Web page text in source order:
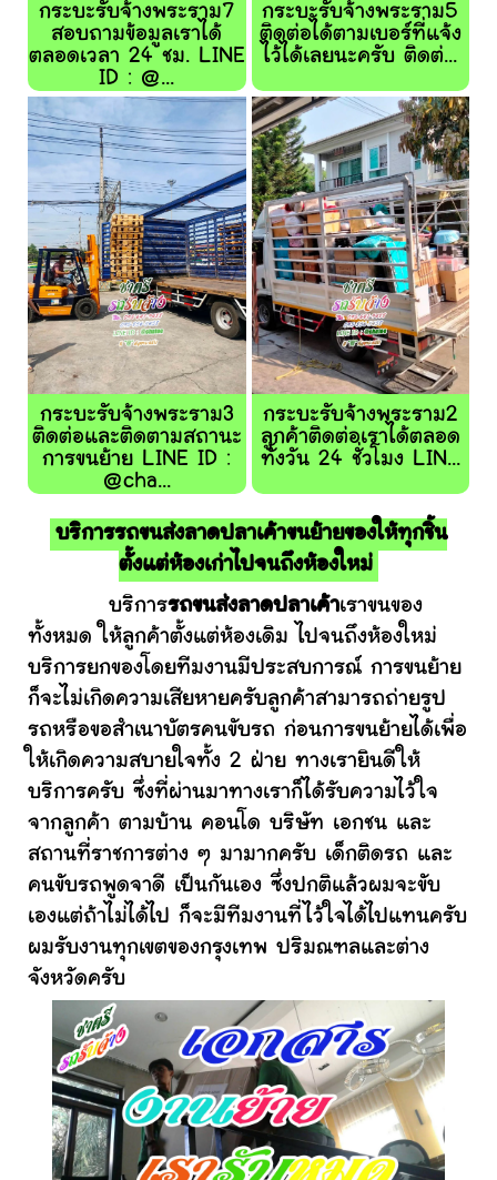
กระบะรับจ้างพระราม7
สอบถามข้อมูลเราได้
ตลอดเวลา 24 ชม. LINE
ID : @...
กระบะรับจ้างพระราม5
ติดต่อได้ตามเบอร์ที่แจ้ง
ไว้ได้เลยนะครับ ติดต่...
กระบะรับจ้างพระราม3
ติดต่อและติดตามสถานะ
การขนย้าย LINE ID :
@cha...
กระบะรับจ้างพระราม2
ลูกค้าติดต่อเราได้ตลอด
ทั้งวัน 24 ชั่วโมง LIN...
บริการรถขนส่งลาดปลาเค้าขนย้ายของให้ทุกชิ้น
ตั้งแต่ห้องเก่าไปจนถึงห้องใหม่
บริการรถขนส่งลาดปลาเค้าเราขนของ
ทั้งหมด ให้ลูกค้าตั้งแต่ห้องเดิม ไปจนถึงห้องใหม่
บริการยกของโดยทีมงานมีประสบการณ์ การขนย้าย
ก็จะไม่เกิดความเสียหายครับลูกค้าสามารถถ่ายรูป
รถหรือขอสำเนาบัตรคนขับรถ ก่อนการขนย้ายได้เพื่อ
ให้เกิดความสบายใจทั้ง 2 ฝ่าย ทางเรายินดีให้
บริการครับ ซึ่งที่ผ่านมาทางเราก็ได้รับความไว้ใจ
จากลูกค้า ตามบ้าน คอนโด บริษัท เอกชน และ
สถานที่ราชการต่าง ๆ มามากครับ เด็กติดรถ และ
คนขับรถพูดจาดี เป็นกันเอง ซึ่งปกติแล้วผมจะขับ
เองแต่ถ้าไม่ได้ไป ก็จะมีทีมงานที่ไว้ใจได้ไปแทนครับ
ผมรับงานทุกเขตของกรุงเทพ ปริมณฑลและต่าง
จังหวัดครับ